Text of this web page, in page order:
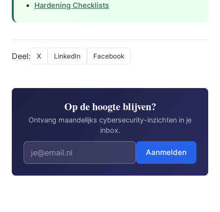
Hardening Checklists
Deel: X LinkedIn Facebook
Op de hoogte blijven?
Ontvang maandelijks cybersecurity-inzichten in je
inbox.
Aanmelden